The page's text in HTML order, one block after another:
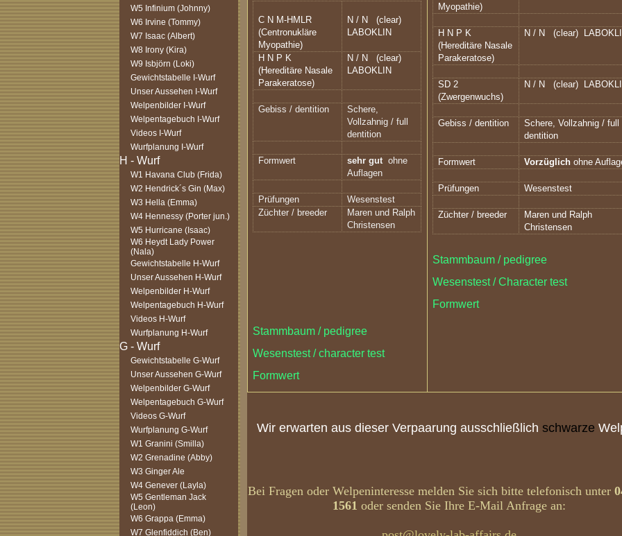
W5 Infinium (Johnny)
W6 Irvine (Tommy)
W7 Isaac (Albert)
W8 Irony (Kira)
W9 Isbjörn (Loki)
Gewichtstabelle I-Wurf
Unser Aussehen I-Wurf
Welpenbilder I-Wurf
Welpentagebuch I-Wurf
Videos I-Wurf
Wurfplanung I-Wurf
W1 Havana Club (Frida)
W2 Hendrick´s Gin (Max)
W3 Hella (Emma)
W4 Hennessy (Porter jun.)
W5 Hurricane (Isaac)
W6 Heydt Lady Power
(Nala)
Gewichtstabelle H-Wurf
Unser Aussehen H-Wurf
Welpenbilder H-Wurf
Welpentagebuch H-Wurf
Videos H-Wurf
Wurfplanung H-Wurf
Gewichtstabelle G-Wurf
Unser Aussehen G-Wurf
Welpenbilder G-Wurf
Welpentagebuch G-Wurf
Videos G-Wurf
Wurfplanung G-Wurf
W1 Granini (Smilla)
W2 Grenadine (Abby)
W3 Ginger Ale
W4 Genever (Layla)
W5 Gentleman Jack
(Leon)
W6 Grappa (Emma)
W7 Glenfiddich (Ben)
C N M-HMLR
(Centronukläre
Myopathie)
N / N
(clear)
LABOKLIN
H N P K
(Hereditäre Nasale
Parakeratose)
N / N
(clear)
LABOKLIN
Gebiss / dentition
Schere,
Vollzahnig / full
dentition
Formwert sehr gutohne
Auflagen
Prüfungen
Wesenstest
Züchter / breeder
Maren und Ralph
Christensen
Stammbaum / pedigree
Wesenstest / character test
Formwert
Myopathie)
H N P K
(Hereditäre Nasale
Parakeratose)
N / N (clear)
SD 2
(Zwergenwuchs)
N / N (clear)
Gebiss / dentition
Schere, Vollzahnig / full
dentition
Formwert Vorzüglich ohne
Prüfungen Wesenstest
Züchter / breeder
Maren und Ralph
Christensen
Stammbaum / pedigree
Wesenstest / Character test
Formwert
Wir erwarten aus dieser Verpaarung ausschließlich schwarze
Bei Fragen oder Welpeninteresse melden Sie sich bitte telefonisch unter
1561 oder senden Sie Ihre E-Mail Anfrage an: